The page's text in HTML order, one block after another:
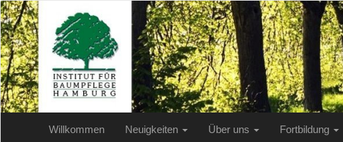
Willkommen Neuigkeiten Über uns Fortbildung